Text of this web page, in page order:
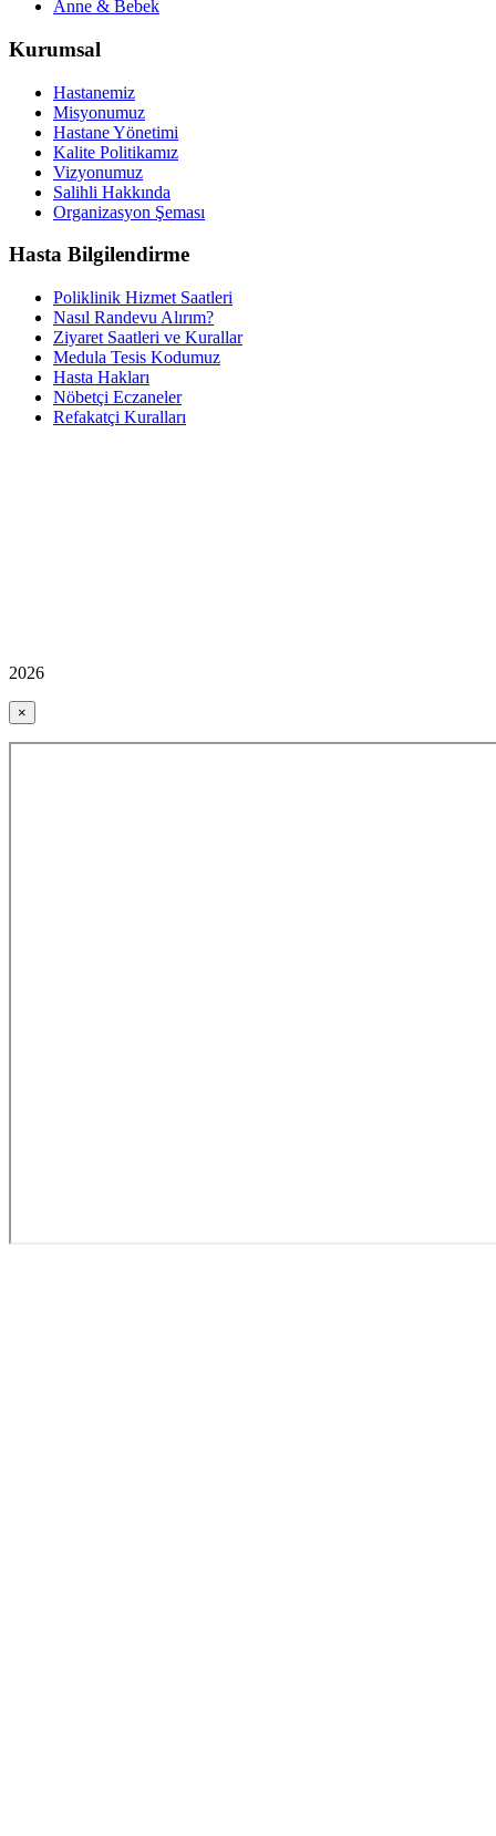
Anne & Bebek
Kurumsal
Hastanemiz
Misyonumuz
Hastane Yönetimi
Kalite Politikamız
Vizyonumuz
Salihli Hakkında
Organizasyon Şeması
Hasta Bilgilendirme
Poliklinik Hizmet Saatleri
Nasıl Randevu Alırım?
Ziyaret Saatleri ve Kurallar
Medula Tesis Kodumuz
Hasta Hakları
Nöbetçi Eczaneler
Refakatçi Kuralları
2026
×